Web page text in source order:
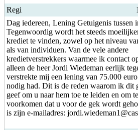
Regi
Dag iedereen, Lening Getuigenis tussen
Tegenwoordig wordt het steeds
krediet te vinden, zowel op het niveau
als van individuen. Van de vele andere
kredietverstrekkers waarmee ik contact
alleen de heer Jordi Wiedeman eerlijk
verstrekte mij een lening van 75.000
nodig had. Dit is de reden waarom ik dit
geef om u naar hem toe te leiden en om te
voorkomen dat u voor de gek wordt
is zijn e-mailadres: